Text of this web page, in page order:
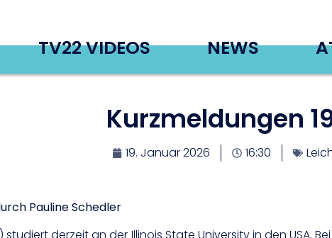
TV22 VIDEOS NEWS
Kurzmeldungen
19. Januar 2026 16:30
Pauline Schedler
studiert derzeit an der Illinois State University in den USA.